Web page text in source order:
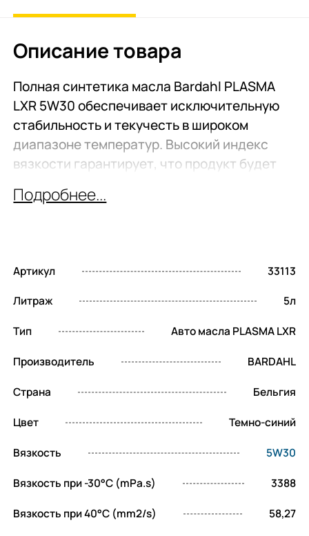
Описание товара
Полная синтетика масла Bardahl PLASMA
LXR 5W30 обеспечивает исключительную
стабильность и текучесть в широком
диапазоне температур. Высокий индекс
вязкости гарантирует, что продукт будет
эффективной смазки при высоких
Инновационная база
с растительным
эфиром и
технологией PLASMA
Использование растительного эфира в
сочетании с обработкой в плазменном
изменяет молекулярную структуру
базового масла, улучшая его свойства.
окислению, термическую стабильность и
Подробнее...
Артикул 33113
Литраж 5л
Тип Авто масла PLASMA LXR
Производитель BARDAHL
Страна Бельгия
Цвет Темно-синий
Вязкость 5W30
Вязкость при -30°C (mPa.s) 3388
Вязкость при 40°C (mm2/s) 58,27